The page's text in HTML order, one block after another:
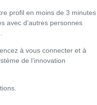
profil en moins de 3 minutes
avec d’autres personnes
à vous connecter et à
de l’innovation